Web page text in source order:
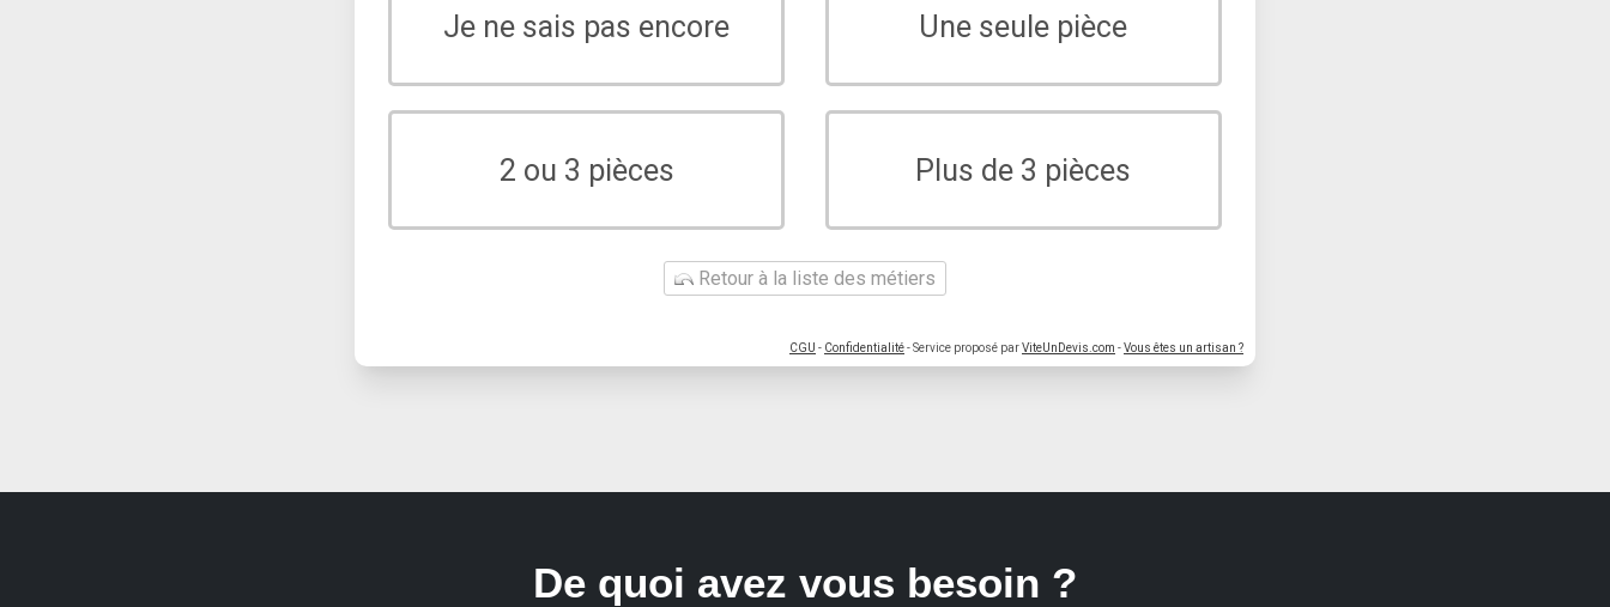
Je ne sais pas encore Une seule pièce
2 ou 3 pièces Plus de 3 pièces
Retour à la liste des métiers
CGU - Confidentialité- Service proposé parViteUnDevis.com -Vous êtes un artisan ?
De quoi avez vous besoin ?